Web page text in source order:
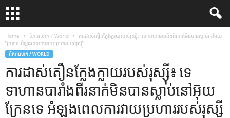
Home ពិភពលោក / World
ការដាស់តឿនក្លែងក្លាយរបស់រុស្ស៊ី៖ ទេ ទាហានបារាំងពីរនាក់មិនបានស្លាប់នៅអ៊ុយ
ក្រែនទេ អំឡុងពេលការវាយប្រហាររបស់រុស្ស៊ី
ពិភពលោក / WORLD
ការដាស់តឿនក្លែងក្លាយរបស់រុស្ស៊ី៖ ទេ
ទាហានបារាំងពីរនាក់មិនបានស្លាប់នៅអ៊ុយ
ក្រែនទេ អំឡុងពេលការវាយប្រហាររបស់រុស្ស៊ី